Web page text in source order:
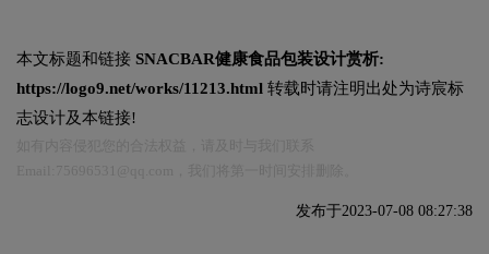
本文标题和链接 SNACBAR健康食品包装设计赏析:
https://logo9.net/works/11213.html 转载时请注明出处为诗宸标
志设计及本链接!
发布于2023-07-08 08:27:38